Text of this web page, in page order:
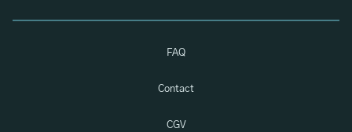
FAQ
Contact
CGV